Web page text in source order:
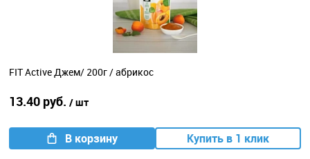
FIT Active Джем/ 200г / абрикос
13.40 руб. / шт
В корзину Купить в 1 клик